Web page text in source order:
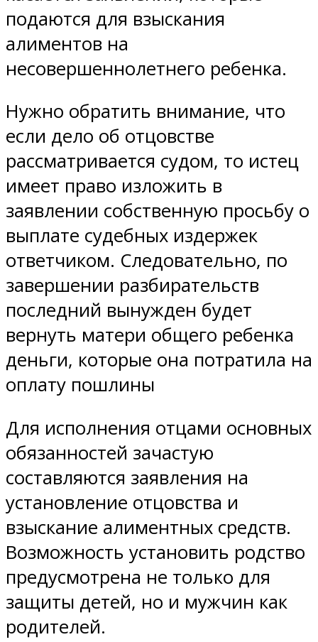
подаются для взыскания
алиментов на
несовершеннолетнего ребенка.
Нужно обратить внимание, что
если дело об отцовстве
рассматривается судом, то истец
имеет право изложить в
заявлении собственную просьбу о
выплате судебных издержек
ответчиком. Следовательно, по
завершении разбирательств
последний вынужден будет
вернуть матери общего ребенка
деньги, которые она потратила на
оплату пошлины
Для исполнения отцами основных
обязанностей зачастую
составляются заявления на
установление отцовства и
взыскание алиментных средств.
Возможность установить родство
предусмотрена не только для
защиты детей, но и мужчин как
родителей.